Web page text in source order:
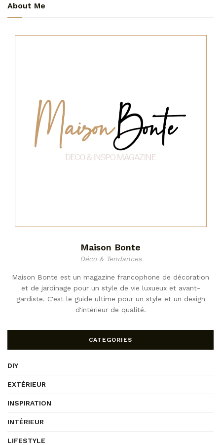
About Me
Maison Bonte
Déco & Tendances
Maison Bonte est un magazine francophone de décoration
et de jardinage pour un style de vie luxueux et avant-
gardiste. C'est le guide ultime pour un style et un design
d'intérieur de qualité.
CATEGORIES
DIY
EXTÉRIEUR
INSPIRATION
INTÉRIEUR
LIFESTYLE